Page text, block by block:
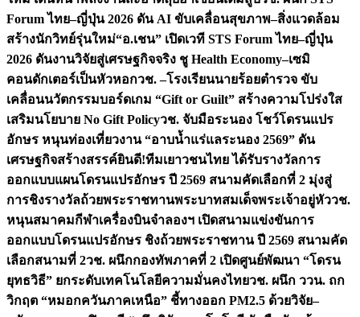
Forum ไทย–ญี่ปุ่น 2026 ดัน AI ขับเคลื่อนสุขภาพ–สิ่งแวดล้อม
สร้างนักวิทย์รุ่นใหม่“อ.เชน” เปิดเวที STS Forum ไทย–ญี่ปุ่น
2026 ดันงานวิจัยสู่เศรษฐกิจจริง ชู Health Economy–เซมิ
คอนดักเตอร์เป็นหัวหอกวช. –โรงเรียนนายร้อยตำรวจ ขับ
เคลื่อนนวัตกรรมบอร์ดเกม “Gift or Guilt” สร้างความโปร่งใส
เสริมนโยบาย No Gift Policyวช. จับมือระนอง โชว์โดรนแปร
อักษร หนุนท่องเที่ยวงาน “อาบน้ำแร่แลระนอง 2569” ดัน
เศรษฐกิจสร้างสรรค์ยินดี!ทีมเยาวชนไทย ได้รับรางวัลการ
ออกแบบแผนโดรนแปรอักษร ปี 2569 สนามคัดเลือกที่ 2 มุ่งสู่
การชิงรางวัลถ้วยพระราชทานพระบาทสมเด็จพระเจ้าอยู่หัววช.
หนุนสมาคมกีฬาเครื่องบินจำลองฯ เปิดสนามแข่งขันการ
ออกแบบโดรนแปรอักษร ชิงถ้วยพระราชทาน ปี 2569 สนามคัด
เลือกสนามที่ 2วช. ผนึกกองทัพภาคที่ 2 เปิดศูนย์พัฒนา “โดรน
ยุทธวิธี” ยกระดับเทคโนโลยีความมั่นคงไทยวช. ผนึก ววน. ถก
วิกฤต “หมอกควันภาคเหนือ” ชี้ทางออก PM2.5 ด้วยวิจัย–